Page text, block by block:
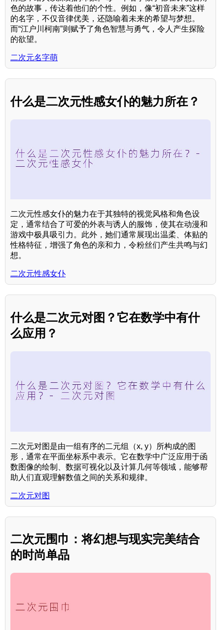
色的故事，传达着他们的个性。例如，像“初音未来”这样
的名字，不仅音律优美，还隐喻着未来的希望与梦想。
而“江户川柯南”则赋予了角色智慧与勇气，令人产生探险
的欲望。
二次元名字萌
什么是二次元性感女仆的魅力所在？
二次元性感女仆的魅力在于其独特的视觉风格和角色设
定，通常结合了可爱的外表与诱人的服饰，使其在动漫和
游戏中极具吸引力。此外，她们通常展现出温柔、体贴的
性格特征，增强了角色的亲和力，令粉丝们产生共鸣与幻
想。
二次元性感女仆
什么是二次元对图？它在数学中有什
么应用？
二次元对图是由一组有序的二元组（x, y）所构成的图
形，通常在平面坐标系中表示。它在数学中广泛应用于函
数图像的绘制、数据可视化以及计算几何等领域，能够帮
助人们直观理解数值之间的关系和规律。
二次元对图
二次元围巾：将幻想与现实完美结合
的时尚单品